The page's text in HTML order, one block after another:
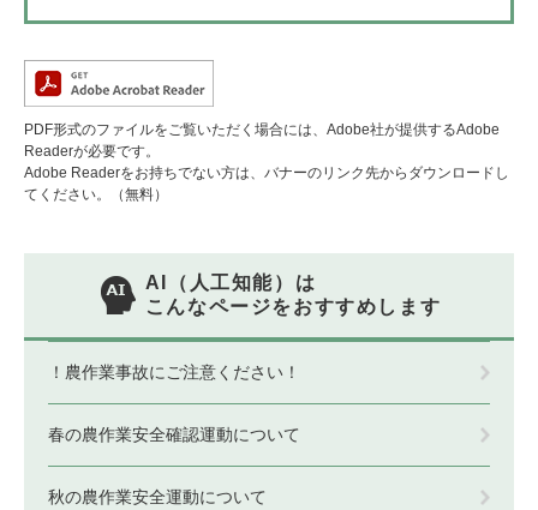
PDF形式のファイルをご覧いただく場合には、Adobe社が提供するAdobe
Readerが必要です。
Adobe Readerをお持ちでない方は、バナーのリンク先からダウンロードし
てください。（無料）
AI（人工知能）は
こんなページをおすすめします
！農作業事故にご注意ください！
春の農作業安全確認運動について
秋の農作業安全運動について